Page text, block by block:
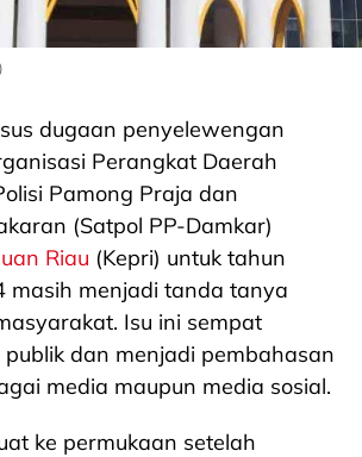
dugaan penyelewengan
Perangkat Daerah
Pamong Praja dan
(Satpol PP-Damkar)
Riau (Kepri) untuk tahun
masih menjadi tanda tanya
Isu ini sempat
dan menjadi pembahasan
media maupun media sosial.
ke permukaan setelah